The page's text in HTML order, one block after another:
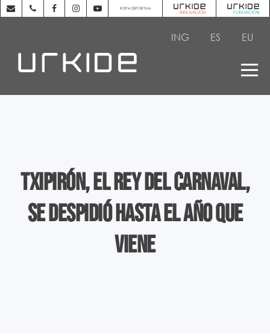
ROPA DEPORTIVA
ING ES EU
Txipirón, el rey del Carnaval,
se despidió hasta el año que
viene